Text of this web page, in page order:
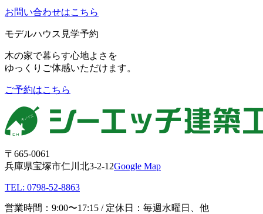
お問い合わせはこちら
モデルハウス見学予約
木の家で暮らす心地よさを
ゆっくりご体感いただけます。
ご予約はこちら
〒665-0061
兵庫県宝塚市仁川北3-2-12Google Map
TEL: 0798-52-8863
営業時間：9:00〜17:15 / 定休日：毎週水曜日、他